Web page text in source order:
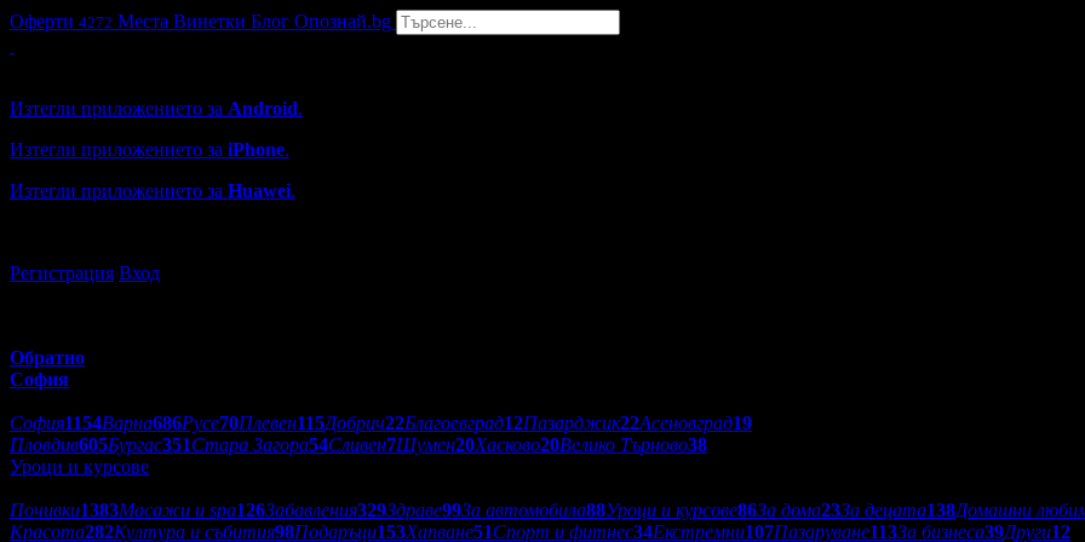
Оферти 4272 Места Винетки Блог Опознай.bg
Изтегли приложението за Android.
Изтегли приложението за iPhone.
Изтегли приложението за Huawei.
Регистрация Вход
Обратно
София
София1154Варна686Русе70Плевен115Добрич22Благоевград12Пазарджик22Асеновград19
Пловдив605Бургас351Стара Загора54Сливен7Шумен20Хасково20Велико Търново38
Уроци и курсове
Почивки1383Масажи и spa126Забавления329Здраве99За автомобила88Уроци и курсове86За дома23За децата138Домашни
Красота282Култура и събития98Подаръци153Хапване51Спорт и фитнес34Екстремни107Пазаруване113За бизнеса39Други12